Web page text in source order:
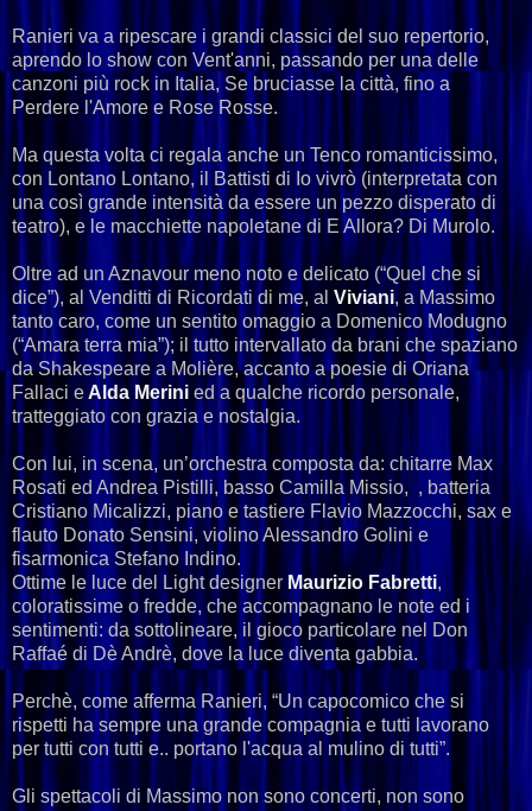
Ranieri va a ripescare i grandi classici del suo repertorio,
aprendo lo show con Vent'anni, passando per una delle
canzoni più rock in Italia, Se bruciasse la città, fino a
Perdere l'Amore e Rose Rosse.
Ma questa volta ci regala anche un Tenco romanticissimo,
con Lontano Lontano, il Battisti di Io vivrò (interpretata con
una così grande intensità da essere un pezzo disperato di
teatro), e le macchiette napoletane di E Allora? Di Murolo.
Oltre ad un Aznavour meno noto e delicato (“Quel che si
dice”), al Venditti di Ricordati di me, al Viviani, a Massimo
tanto caro, come un sentito omaggio a Domenico Modugno
(“Amara terra mia”); il tutto intervallato da brani che spaziano
da Shakespeare a Molière, accanto a poesie di Oriana
Fallaci eAlda Merini ed a qualche ricordo personale,
tratteggiato con grazia e nostalgia.
Con lui, in scena, un’orchestra composta da: chitarre Max
Rosati ed Andrea Pistilli, basso Camilla Missio, , batteria
Cristiano Micalizzi, piano e tastiere Flavio Mazzocchi, sax e
flauto Donato Sensini, violino Alessandro Golini e
fisarmonica Stefano Indino.
Ottime le luce del Light designer Maurizio Fabretti,
coloratissime o fredde, che accompagnano le note ed i
sentimenti: da sottolineare, il gioco particolare nel Don
Raffaé di Dè Andrè, dove la luce diventa gabbia.
Perchè, come afferma Ranieri, “Un capocomico che si
rispetti ha sempre una grande compagnia e tutti lavorano
per tutti con tutti e.. portano l'acqua al mulino di tutti”.
Gli spettacoli di Massimo non sono concerti, non sono